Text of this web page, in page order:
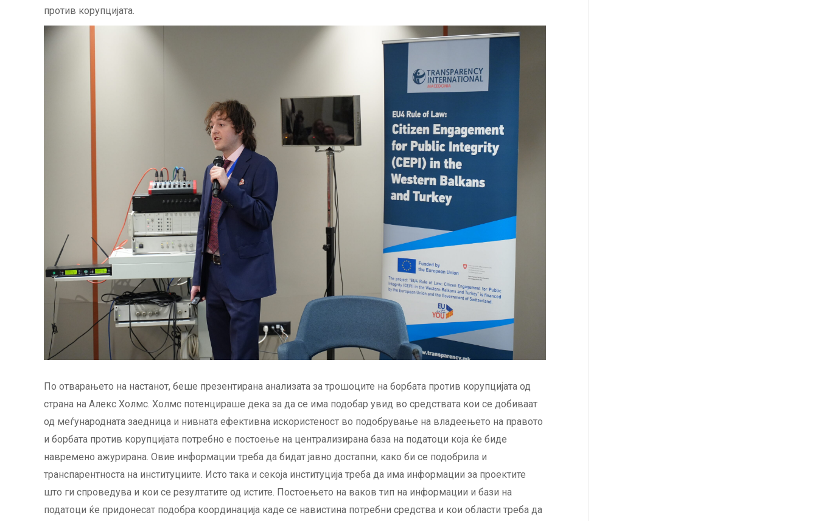
против корупцијата.
По отварањето на настанот, беше презентирана анализата за трошоците на борбата против корупцијата од
страна на Алекс Холмс. Холмс потенцираше дека за да се има подобар увид во средствата кои се добиваат
од меѓународната заедница и нивната ефективна искористеност во подобрување на владеењето на правото
и борбата против корупцијата потребно е постоење на централизирана база на податоци која ќе биде
навремено ажурирана. Овие информации треба да бидат јавно достапни, како би се подобрила и
транспарентноста на институциите. Исто така и секоја институција треба да има информации за проектите
што ги спроведува и кои се резултатите од истите. Постоењето на ваков тип на информации и бази на
податоци ќе придонесат подобра координација каде се навистина потребни средства и кои области треба да